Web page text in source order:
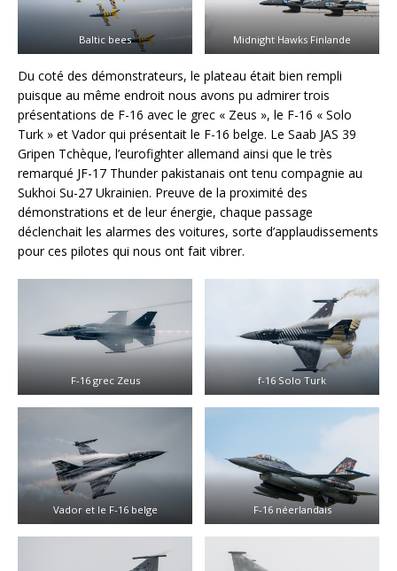
Baltic bees Midnight Hawks Finlande
Du coté des démonstrateurs, le plateau était bien rempli
puisque au même endroit nous avons pu admirer trois
présentations de F-16 avec le grec « Zeus », le F-16 « Solo
Turk » et Vador qui présentait le F-16 belge. Le Saab JAS 39
Gripen Tchèque, l’eurofighter allemand ainsi que le très
remarqué JF-17 Thunder pakistanais ont tenu compagnie au
Sukhoi Su-27 Ukrainien. Preuve de la proximité des
démonstrations et de leur énergie, chaque passage
déclenchait les alarmes des voitures, sorte d’applaudissements
pour ces pilotes qui nous ont fait vibrer.
F-16 grec Zeus f-16 Solo Turk
Vador et le F-16 belge F-16 néerlandais